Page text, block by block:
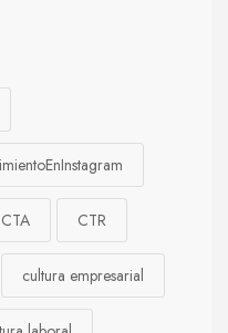
CTA CTR
cultura empresarial